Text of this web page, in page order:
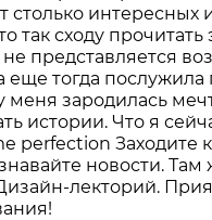
столько интересных
так сходу прочитать
представляется
еще тогда
меня зародилась
истории. Что я
perfection Заходите
новости. Там
лекторий.